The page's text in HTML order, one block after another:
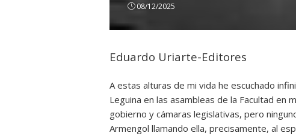
08/12/2025
Eduardo Uriarte-Editores
A estas alturas de mi vida he escuchado
Leguina en las asambleas de la Facultad
gobierno y cámaras legislativas, pero
Armengol llamando ella, precisamente, al